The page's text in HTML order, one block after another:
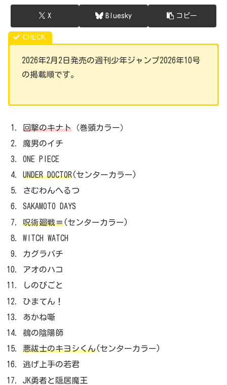
X Bluesky コピー
2026年2月2日発売の週刊少年ジャンプ2026年10号
の掲載順です。
回撃のキナト （巻頭カラー）
魔男のイチ
ONE PIECE
UNDER DOCTOR(センターカラー)
さむわんへるつ
SAKAMOTO DAYS
呪術廻戦≡(センターカラー)
WITCH WATCH
カグラバチ
アオのハコ
しのびごと
ひまてん！
あかね噺
鵺の陰陽師
悪祓士のキヨシくん(センターカラー)
逃げ上手の若君
JK勇者と隠居魔王